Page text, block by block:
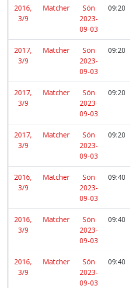
2016,
3/9
Matcher
Sön
2023-
09-03
09:20
2017,
3/9
Matcher
Sön
2023-
09-03
09:20
2017,
3/9
Matcher
Sön
2023-
09-03
09:20
2017,
3/9
Matcher
Sön
2023-
09-03
09:20
2016,
3/9
Matcher
Sön
2023-
09-03
09:40
2016,
3/9
Matcher
Sön
2023-
09-03
09:40
2016,
3/9
Matcher
Sön
2023-
09-03
09:40